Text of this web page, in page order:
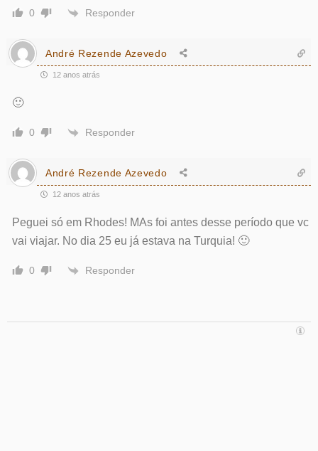
0 Responder
André Rezende Azevedo
12 anos atrás
🙂
0 Responder
André Rezende Azevedo
12 anos atrás
Peguei só em Rhodes! MAs foi antes desse período que vc
vai viajar. No dia 25 eu já estava na Turquia! 🙂
0 Responder